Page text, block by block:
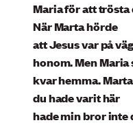
Maria för att trösta
När Marta hörde
att Jesus var på
honom. Men Maria
kvar hemma.
du hade varit här
hade min bror inte